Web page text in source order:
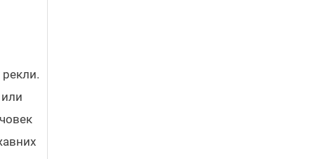
или